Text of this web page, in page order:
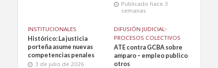
Publicado hace 3
semanas
INSTITUCIONALES
Histórico: La justicia
porteña asume nuevas
competencias penales
3 de julio de 2026
DIFUSIÓN JUDICIAL •
PROCESOS COLECTIVOS
ATE contra GCBA sobre
amparo – empleo publico
otros